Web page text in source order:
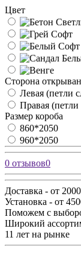
Цвет
Сторона
Левая (петли
Правая (петли
Размер короба
860*2050
960*2050
0 отзывов0
Доставка - от
Установка - от
Поможем с
Широкий
11 лет на рынке